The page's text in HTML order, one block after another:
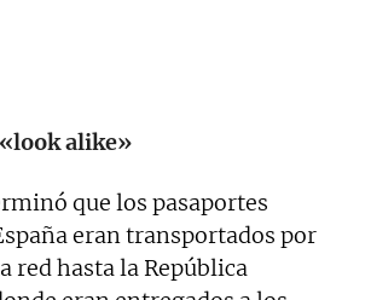
alike»
que los pasaportes
eran transportados por
red hasta la República